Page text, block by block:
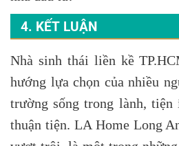
4. KẾT LUẬN
Nhà sinh thái liền kề
hướng lựa chọn của nhiều
trường sống trong lành,
thuận tiện. LA Home Long